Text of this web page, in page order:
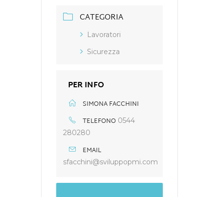
CATEGORIA
Lavoratori
Sicurezza
PER INFO
SIMONA FACCHINI
TELEFONO 0544
280280
EMAIL
sfacchini@sviluppopmi.com